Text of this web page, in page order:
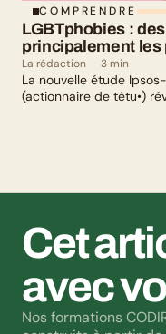
COMPRENDRE
LGBTphobies :
principalement
La rédaction 3 min
La nouvelle étude
(actionnaire de têtu•)
Cet
avec
Nos formations